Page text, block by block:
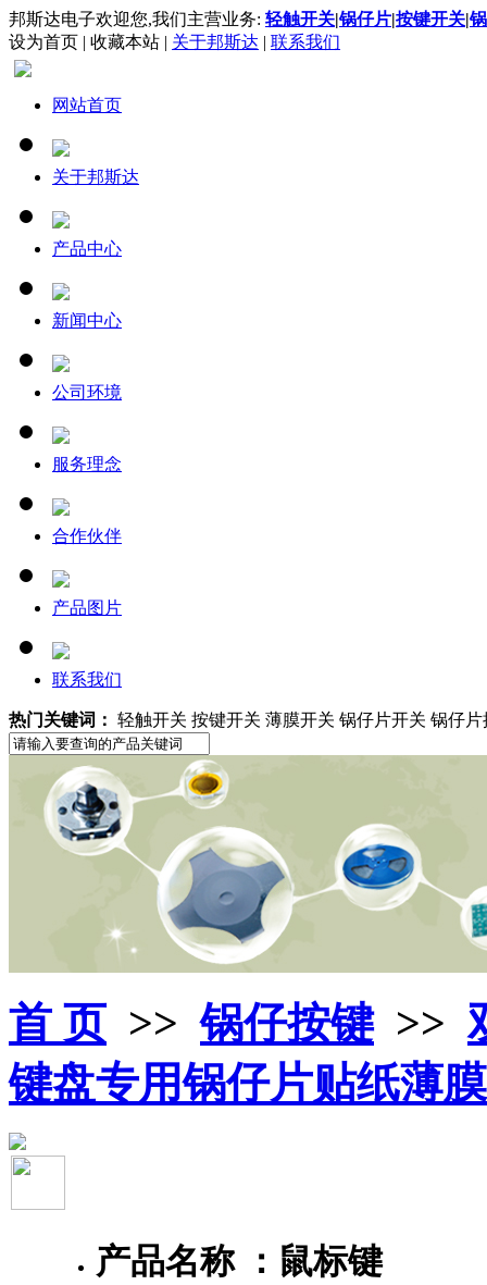
邦斯达电子欢迎您,我们主营业务: 轻触开关|锅仔片|按键开关|
设为首页 | 收藏本站 | 关于邦斯达 | 联系我们
网站首页
关于邦斯达
产品中心
新闻中心
公司环境
服务理念
合作伙伴
产品图片
联系我们
热门关键词： 轻触开关 按键开关 薄膜开关 锅仔片开关 锅仔
首 页>>锅仔按键>>
键盘专用锅仔片贴纸薄
产品名称 ： 鼠标键